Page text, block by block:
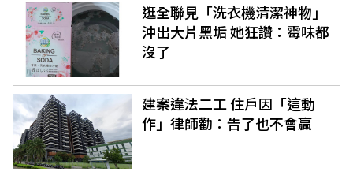
逛全聯見「洗衣機清潔神物」
沖出大片黑垢 她狂讚：霉味都
沒了
建案違法二工 住戶因「這動
作」律師勸：告了也不會贏